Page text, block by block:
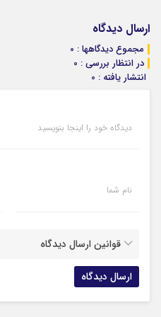
ارسال دیدگاه
مجموع دیدگاهها : 0
در انتظار بررسی : 0
انتشار یافته : 0
دیدگاه خود را اینجا بنویسید
نام شما
قوانین ارسال دیدگاه